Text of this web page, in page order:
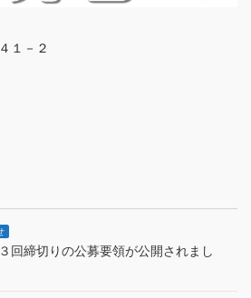
１－２
回締切りの公募要領が公開されまし